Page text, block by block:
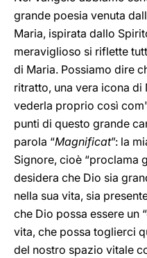
grande poesia venuta
Maria, ispirata dallo
meraviglioso si riflette
di Maria. Possiamo dire
ritratto, una vera icona di
vederla proprio così
punti di questo grande
parola “Magnificat”: la
Signore, cioè “proclama
desidera che Dio sia
nella sua vita, sia
che Dio possa essere un
vita, che possa toglierci
del nostro spazio vitale